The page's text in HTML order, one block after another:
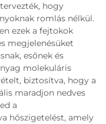
hogy
romlás nélkül.
ezek a fejtokok
megjelenésüket
esőnek és
molekuláris
biztosítva, hogy a
maradjon nedves
a
hőszigetelést, amely